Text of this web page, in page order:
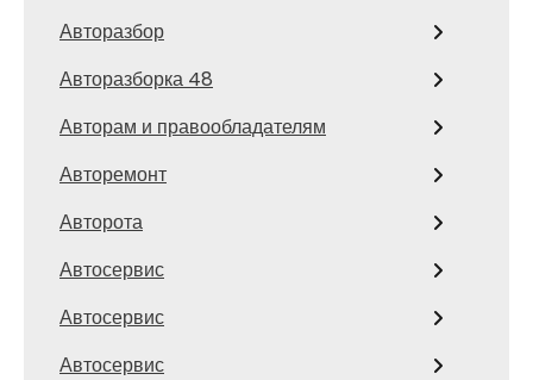
Авторазбор
Авторазборка 48
Авторам и правообладателям
Авторемонт
Авторота
Автосервис
Автосервис
Автосервис